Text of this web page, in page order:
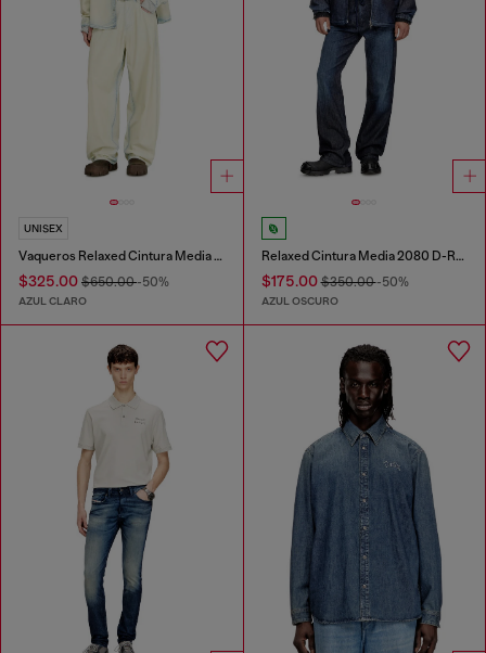
UNISEX
Vaqueros Relaxed Cintura Media 1997 D-Enim-M
$325.00 $650.00-50%
AZUL CLARO
Relaxed Cintura Media 2080 D-Reel Joggjeans®
$175.00$350.00-50%
AZUL OSCURO